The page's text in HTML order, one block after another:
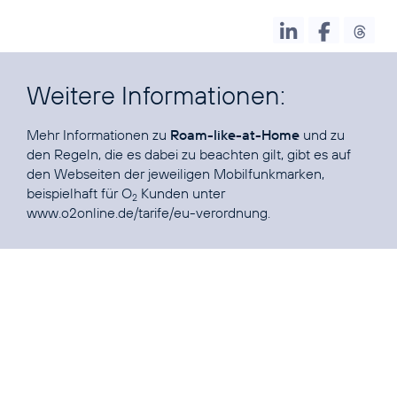
Weitere Informationen:
Mehr Informationen zu Roam-like-at-Home und zu
den Regeln, die es dabei zu beachten gilt, gibt es auf
den Webseiten der jeweiligen Mobilfunkmarken,
beispielhaft für O2 Kunden unter
www.o2online.de/tarife/eu-verordnung.